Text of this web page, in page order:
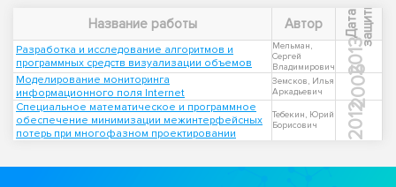
Название работы Автор Д
а
т
а
з
а
щ
и
т ы
Разработка и исследование алгоритмов и
программных средств визуализации объемов
Мельман,
Сергей
Владимирович
2013
Моделирование мониторинга
информационного поля Internet
Земсков, Илья
Аркадьевич
2005
Специальное математическое и программное
обеспечение минимизации межинтерфейсных
потерь при многофазном проектировании
Тебекин, Юрий
Борисович
2012